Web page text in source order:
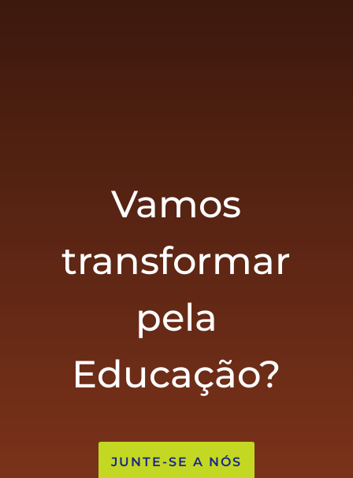
Vamos
transformar
pela
Educação?
JUNTE-SE A NÓS